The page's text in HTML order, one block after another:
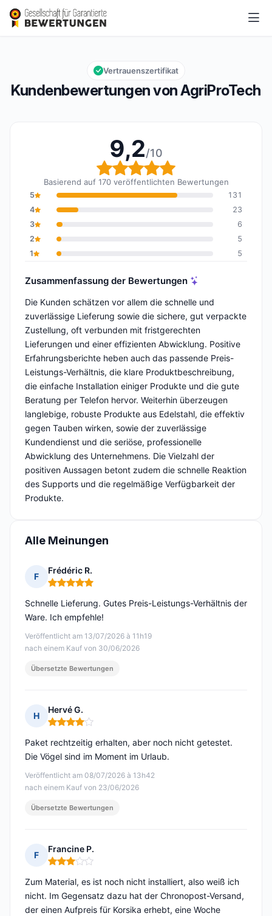
AgriProTech
Gesamtbewertung: 9,2 von 10
9,2/10
Kundenbewertungen von AgriProTech
Vertrauenszertifikat
9,2/10
Gesamtbewertung: 9,2
Basierend auf 170 veröffentlichten Bewertungen
5
131
4
23
3
6
2
5
1
5
Zusammenfassung der Bewertungen
Die Kunden schätzen vor allem die schnelle und
zuverlässige Lieferung sowie die sichere, gut verpackte
Zustellung, oft verbunden mit fristgerechten
Lieferungen und einer effizienten Abwicklung. Positive
Erfahrungsberichte heben auch das passende Preis-
Leistungs-Verhältnis, die klare Produktbeschreibung,
die einfache Installation einiger Produkte und die gute
Beratung per Telefon hervor. Weiterhin überzeugen
langlebige, robuste Produkte aus Edelstahl, die effektiv
gegen Tauben wirken, sowie der zuverlässige
Kundendienst und die seriöse, professionelle
Abwicklung des Unternehmens. Die Vielzahl der
positiven Aussagen betont zudem die schnelle Reaktion
des Supports und die regelmäßige Verfügbarkeit der
Produkte.
Alle Meinungen
F
Frédéric R.
Hinweis: 5 von 5
Veröffentlicht am 13/07/2026 à 11h19
nach einem Kauf von 30/06/2026
Schnelle Lieferung. Gutes Preis-Leistungs-Verhältnis der
Ware. Ich empfehle!
Übersetzte Bewertungen
H
Hervé G.
Hinweis: 4 von 5
Veröffentlicht am 08/07/2026 à 13h42
nach einem Kauf von 23/06/2026
Paket rechtzeitig erhalten, aber noch nicht getestet.
Die Vögel sind im Moment im Urlaub.
Übersetzte Bewertungen
F
Francine P.
Hinweis: 3 von 5
Zum Material, es ist noch nicht installiert, also weiß ich
nicht. Im Gegensatz dazu hat der Chronopost-Versand,
der einen Aufpreis für Korsika erhebt, eine Woche